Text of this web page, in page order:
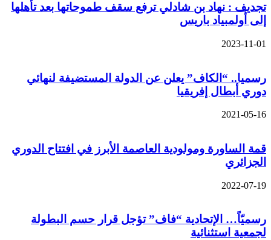
تجديف : نهاد بن شادلي ترفع سقف طموحاتها بعد تأهلها
إلى أولمبياد باريس
2023-11-01
رسميا.. “الكاف” يعلن عن الدولة المستضيفة لنهائي
دوري أبطال إفريقيا
2021-05-16
قمة الساورة ومولودية العاصمة الأبرز في افتتاح الدوري
الجزائري
2022-07-19
رسميّاً… الإتحادية “فاف” تؤجل قرار حسم البطولة
لجمعية استثنائية